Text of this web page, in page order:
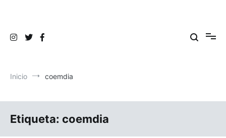
Inicio coemdia
Etiqueta: coemdia